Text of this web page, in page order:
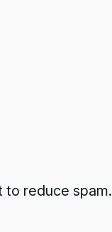
to reduce spam.